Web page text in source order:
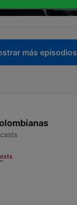
zu den Walen
más episodios